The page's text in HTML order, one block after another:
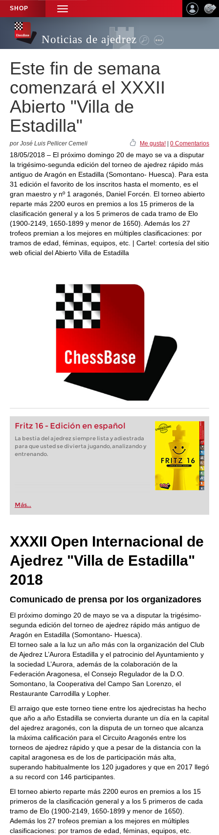
SHOP
TOGGLE
NAVIGATION
Noticias de ajedrez
Este fin de semana
comenzará el XXXII
Abierto "Villa de
Estadilla"
por José Luis Pellicer Cemeli Me gusta! 0 Comentarios
18/05/2018 – El próximo domingo 20 de mayo se va a disputar
la trigésimo-segunda edición del torneo de ajedrez rápido más
antiguo de Aragón en Estadilla (Somontano- Huesca). Para esta
31 edición el favorito de los inscritos hasta el momento, es el
gran maestro y nº 1 aragonés, Daniel Forcén. El torneo abierto
reparte más 2200 euros en premios a los 15 primeros de la
clasificación general y a los 5 primeros de cada tramo de Elo
(1900-2149, 1650-1899 y menor de 1650). Además los 27
trofeos premian a los mejores en múltiples clasificaciones: por
tramos de edad, féminas, equipos, etc. | Cartel: cortesía del sitio
web oficial del Abierto Villa de Estadilla
Fritz 16 - Edición en español
La bestia del ajedrez siempre lista y adiestrada
para que usted se divierta jugando, analizando y
entrenando.
Más...
XXXII Open Internacional de
Ajedrez "Villa de Estadilla"
2018
Comunicado de prensa por los organizadores
El próximo domingo 20 de mayo se va a disputar la trigésimo-
segunda edición del torneo de ajedrez rápido más antiguo de
Aragón en Estadilla (Somontano- Huesca).
El torneo sale a la luz un año más con la organización del Club
de Ajedrez L’Aurora Estadilla y el patrocinio del Ayuntamiento y
la sociedad L’Aurora, además de la colaboración de la
Federación Aragonesa, el Consejo Regulador de la D.O.
Somontano, la Cooperativa del Campo San Lorenzo, el
Restaurante Carrodilla y Lopher.
El arraigo que este torneo tiene entre los ajedrecistas ha hecho
que año a año Estadilla se convierta durante un día en la capital
del ajedrez aragonés, con la disputa de un torneo que alcanza
la máxima calificación para el Circuito Aragonés entre los
torneos de ajedrez rápido y que a pesar de la distancia con la
capital aragonesa es de los de participación más alta,
superando habitualmente los 120 jugadores y que en 2017 llegó
a su record con 146 participantes.
El torneo abierto reparte más 2200 euros en premios a los 15
primeros de la clasificación general y a los 5 primeros de cada
tramo de Elo (1900-2149, 1650-1899 y menor de 1650).
Además los 27 trofeos premian a los mejores en múltiples
clasificaciones: por tramos de edad, féminas, equipos, etc.